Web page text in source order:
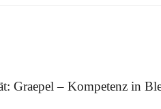
Graepel – Kompetenz in